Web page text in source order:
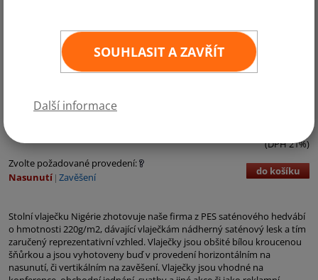
SOUHLASIT A ZAVŘÍT
Další informace
(DPH 21%)
Zvolte požadované provedení:
Nasunutí Zavěšení do košíku
Stolní vlaječku Nigérie zhotovuje naše firma z PES saténového hedvábí
o hmotnosti 220g/m2, dávající vlaječkám nádherný saténový lesk a tím
zaručený reprezentativní vzhled. Vlaječky jsou obšité bílou kroucenou
šňůrkou a jsou vyhotoveny buď v provedení horizontálním na
nasunutí, či vertikálním na zavěšení. Vlaječky jsou vhodné na